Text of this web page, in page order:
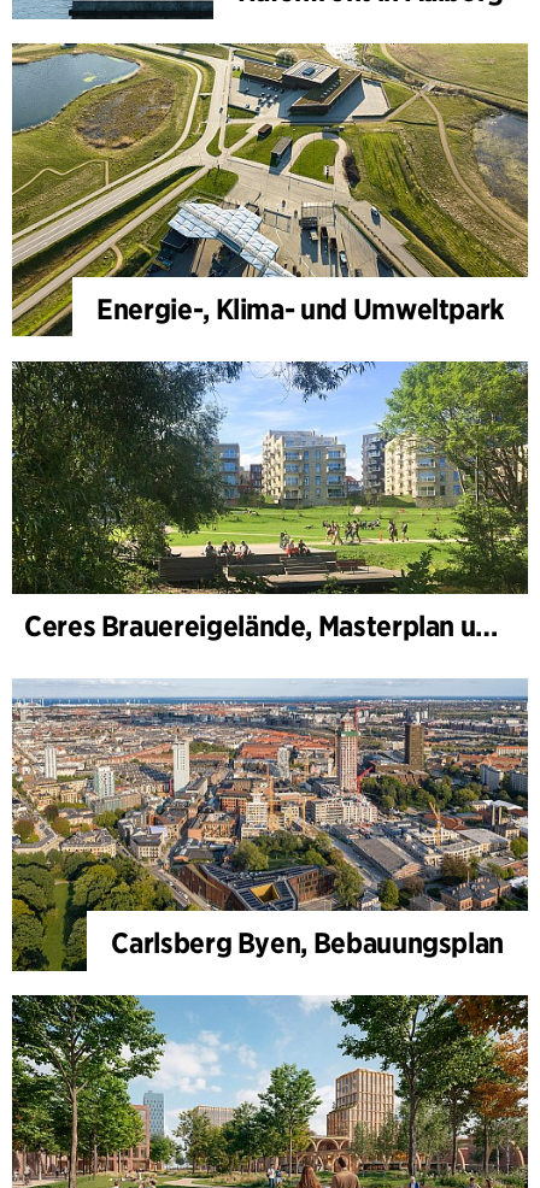
Energie-, Klima- und Umweltpark
Ceres Brauereigelände, Masterplan und Bebauungsplan
Carlsberg Byen, Bebauungsplan